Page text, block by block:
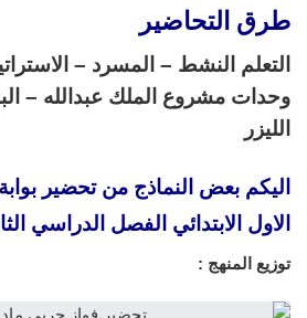
طرق التحاضير
التعلم النشط – المسرد –
وحدات مشروع الملك عبدالله –
الليزر
اليكم بعض النماذج منتحضير
الاول الابتدائي الفصل الدراسي
توزيع المنهج :